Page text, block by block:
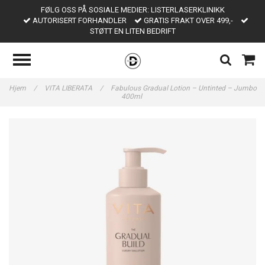
FØLG OSS PÅ SOSIALE MEDIER: LISTERLASERKLINIKK
AUTORISERT FORHANDLER
GRATIS FRAKT OVER 499,-
STØTT EN LITEN BEDRIFT
Hjem / VITA LIBERATA /
Fabulous Gradual Lotion – Untinted – Jumbo
400ml